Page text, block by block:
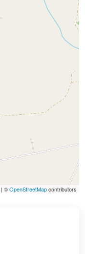
| ©OpenStreetMapcontributors